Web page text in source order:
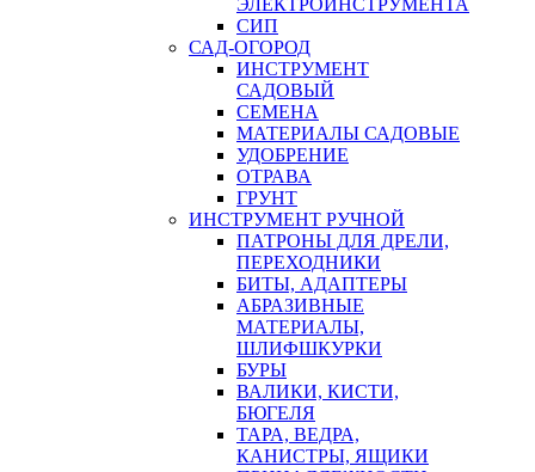
ЭЛЕКТРОИНСТРУМЕНТА
СИП
САД-ОГОРОД
ИНСТРУМЕНТ
САДОВЫЙ
СЕМЕНА
МАТЕРИАЛЫ САДОВЫЕ
УДОБРЕНИЕ
ОТРАВА
ГРУНТ
ИНСТРУМЕНТ РУЧНОЙ
ПАТРОНЫ ДЛЯ ДРЕЛИ,
ПЕРЕХОДНИКИ
БИТЫ, АДАПТЕРЫ
АБРАЗИВНЫЕ
МАТЕРИАЛЫ,
ШЛИФШКУРКИ
БУРЫ
ВАЛИКИ, КИСТИ,
БЮГЕЛЯ
ТАРА, ВЕДРА,
КАНИСТРЫ, ЯЩИКИ